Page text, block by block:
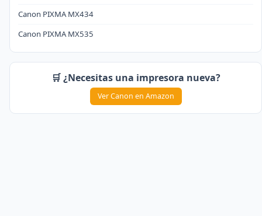
Canon PIXMA MX434
Canon PIXMA MX535
🛒 ¿Necesitas una impresora nueva?
Ver Canon en Amazon